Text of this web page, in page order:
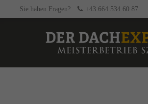
Sie haben Fragen? +43 664 534 60 87